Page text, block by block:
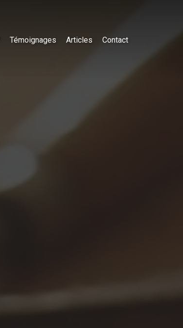
Témoignages Articles Contact